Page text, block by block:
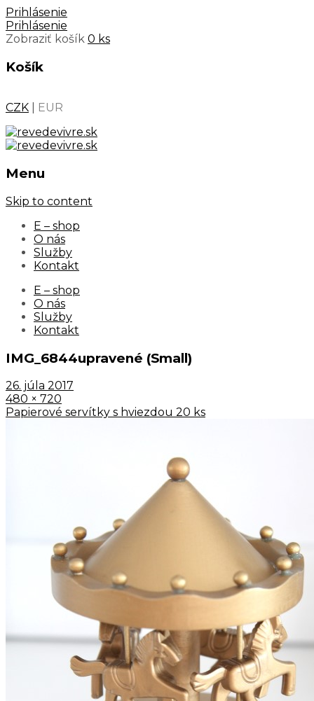
Prihlásenie
Prihlásenie
Zobraziť košík 0 ks
Košík
CZK EUR
Menu
Skip to content
E – shop
O nás
Služby
Kontakt
E – shop
O nás
Služby
Kontakt
IMG_6844upravené (Small)
26. júla 2017
480 × 720
Papierové servítky s hviezdou 20 ks